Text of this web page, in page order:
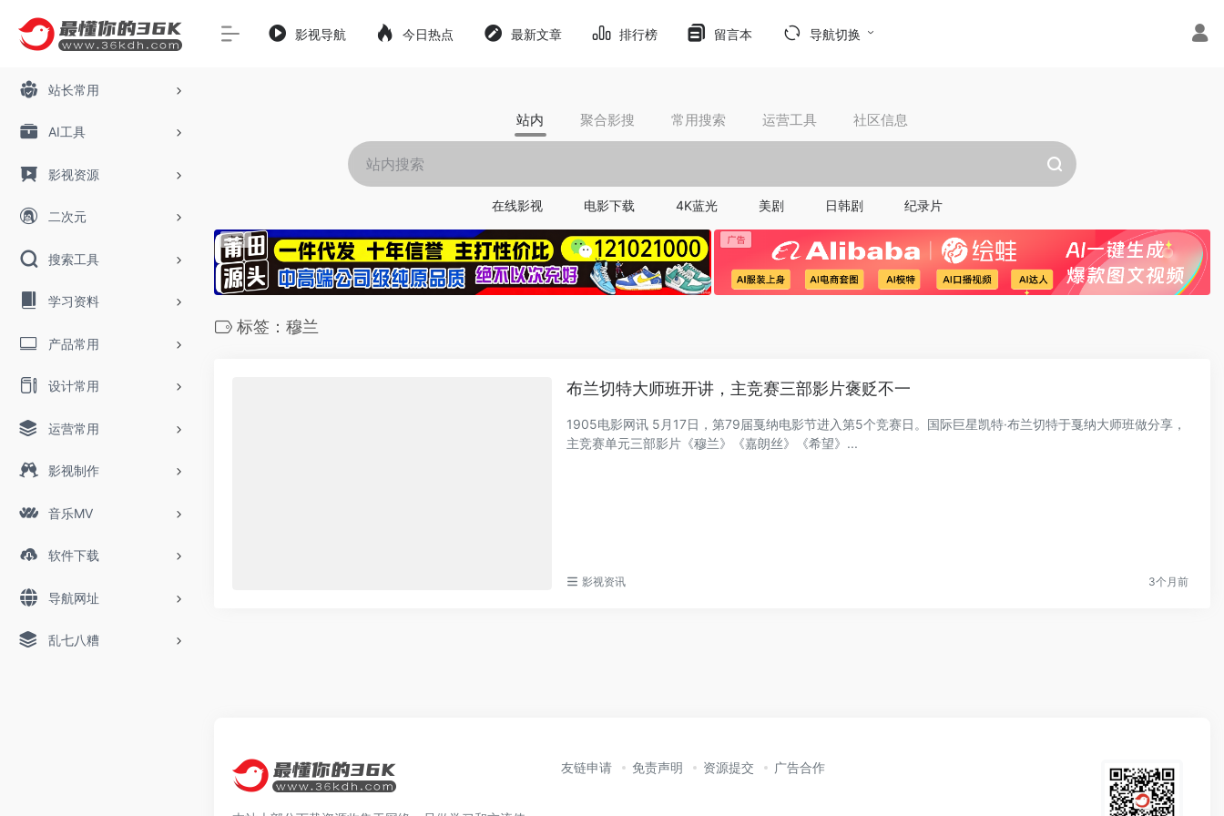
站长常用
AI工具
影视资源
二次元
搜索工具
学习资料
产品常用
设计常用
运营常用
影视制作
音乐MV
软件下载
导航网址
乱七八糟
影视导航 今日热点 最新文章 排行榜 留言本 导航切换
站内 聚合影搜 常用搜索 运营工具 社区信息
在线影视 电影下载 4K蓝光 美剧 日韩剧 纪录片
标签：穆兰
布兰切特大师班开讲，主竞赛三部影片褒贬不一
1905电影网讯 5月17日，第79届戛纳电影节进入第5个竞赛日。国际巨星凯特·布兰切特于戛纳大师班做分享，
主竞赛单元三部影片《穆兰》《嘉朗丝》《希望》...
影视资讯 3个月前
友链申请 免责声明 资源提交 广告合作